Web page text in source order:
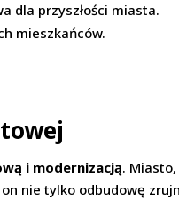
dla przyszłości miasta.
mieszkańców.
i modernizacją.
nie tylko odbudowę